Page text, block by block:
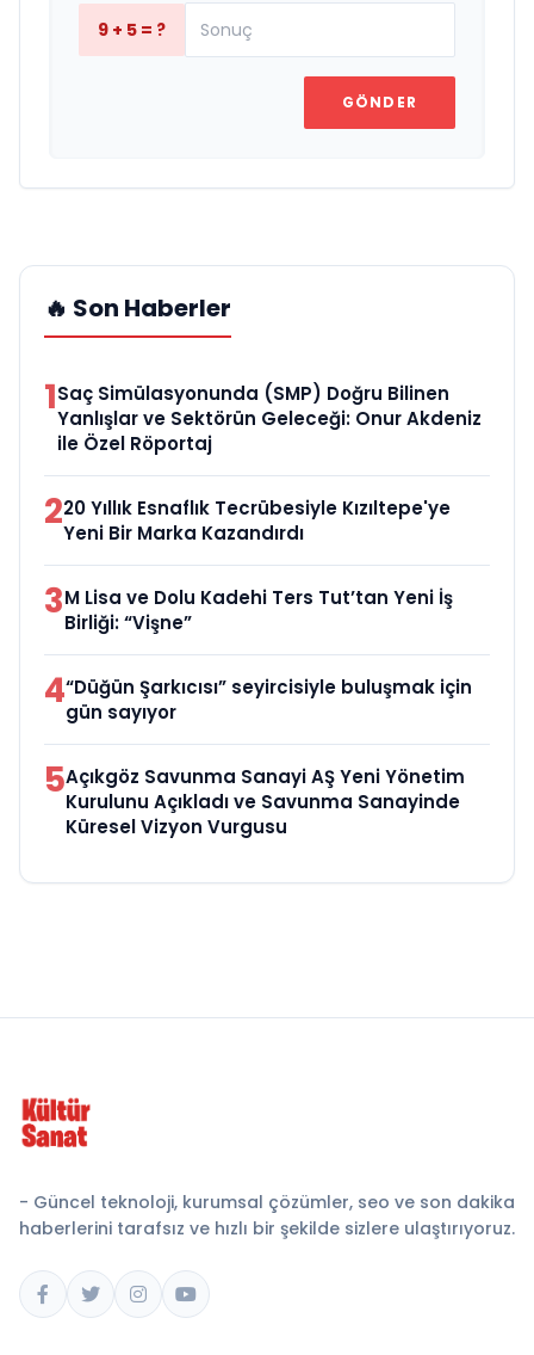
9 + 5 = ?
GÖNDER
🔥 Son Haberler
1Saç Simülasyonunda (SMP) Doğru Bilinen
Yanlışlar ve Sektörün Geleceği: Onur Akdeniz
ile Özel Röportaj
220 Yıllık Esnaflık Tecrübesiyle Kızıltepe'ye
Yeni Bir Marka Kazandırdı
3M Lisa ve Dolu Kadehi Ters Tut’tan Yeni İş
Birliği: “Vişne”
4“Düğün Şarkıcısı” seyircisiyle buluşmak için
gün sayıyor
5Açıkgöz Savunma Sanayi AŞ Yeni Yönetim
Kurulunu Açıkladı ve Savunma Sanayinde
Küresel Vizyon Vurgusu
- Güncel teknoloji, kurumsal çözümler, seo ve son dakika
haberlerini tarafsız ve hızlı bir şekilde sizlere ulaştırıyoruz.